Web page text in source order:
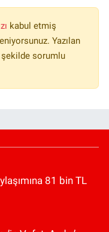
kabul etmiş
Yazılan
sorumlu
81 bin TL